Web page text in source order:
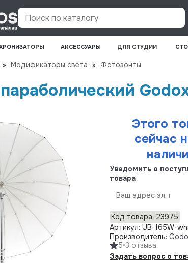
Поиск по каталогу
АКСЕССУАРЫ ДЛЯ СТУДИИ
» Модификаторы света » Фотозонты
Этого
сейчас
Уведомить о
товара
Код товара: 23975
Артикул: UB-165W-
Производитель:
5•3 отзыва
Задать вопрос о